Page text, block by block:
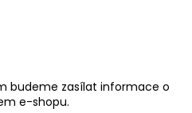
budeme zasílat informace o
e-shopu.